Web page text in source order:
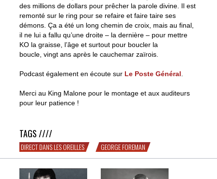
des millions de dollars pour prêcher la parole divine. Il est
remonté sur le ring pour se refaire et faire taire ses
démons. Ça a été un long chemin de croix, mais au final,
il ne lui a fallu qu’une droite – la dernière – pour mettre
KO la graisse, l’âge et surtout pour boucler la
boucle, vingt ans après le cauchemar zaïrois.
Podcast également en écoute sur Le Poste Général
Merci au King Malone pour le montage et aux auditeurs
pour leur patience !
TAGS ////
DIRECT DANS LES OREILLES GEORGE FOREMAN